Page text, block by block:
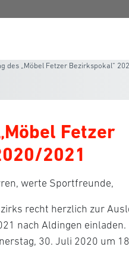
des „Möbel Fetzer Bezirkspokal“
Fetzer
2021
werte Sportfreunde,
recht herzlich zur
nach Aldingen einladen.
30. Juli 2020 um